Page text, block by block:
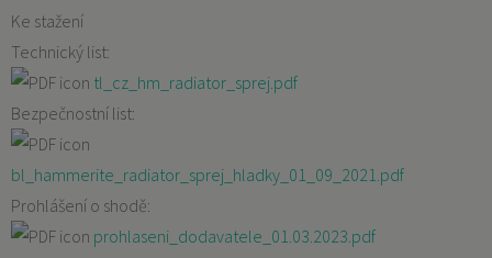
Ke stažení
Technický list:
tl_cz_hm_radiator_sprej.pdf
Bezpečnostní list:
bl_hammerite_radiator_sprej_hladky_01_09_2021.pdf
Prohlášení o shodě:
prohlaseni_dodavatele_01.03.2023.pdf